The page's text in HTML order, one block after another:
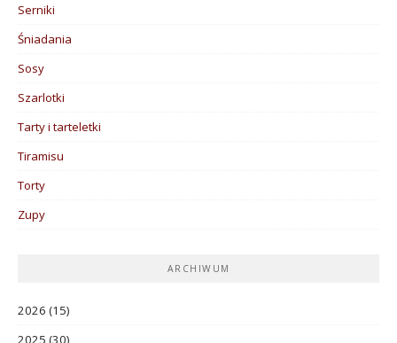
Serniki
Śniadania
Sosy
Szarlotki
Tarty i tarteletki
Tiramisu
Torty
Zupy
ARCHIWUM
2026 (15)
2025 (30)